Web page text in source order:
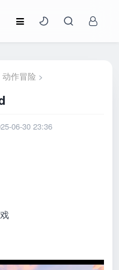
动作冒险 >
06-30 23:36